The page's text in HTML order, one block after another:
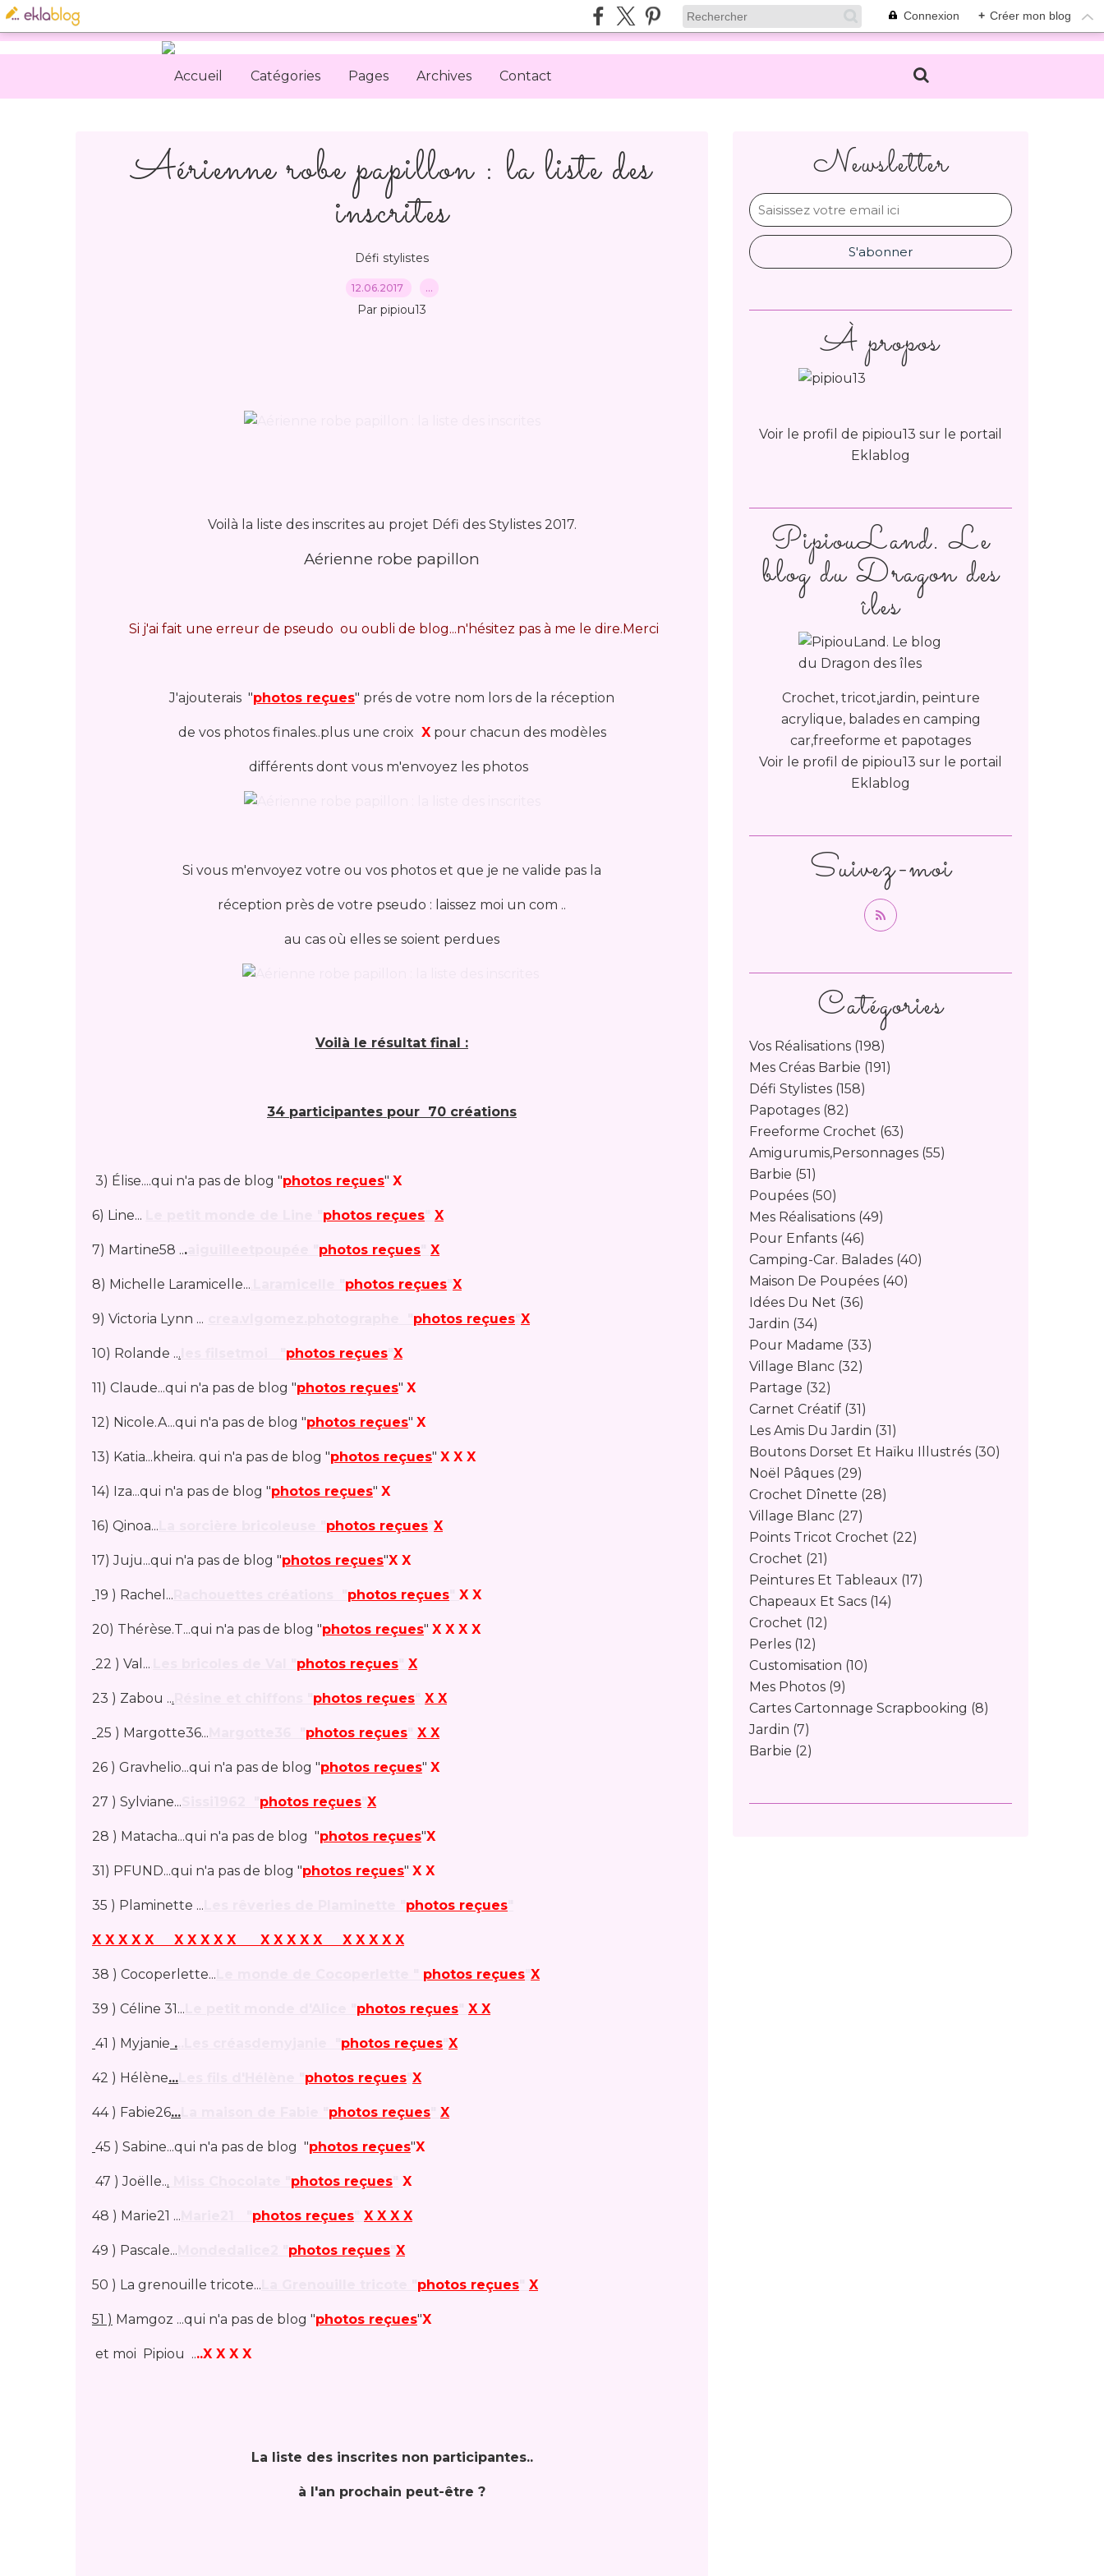
Connexion + Créer mon blog
Accueil Catégories Pages Archives Contact
Aérienne robe papillon : la liste des
inscrites
Défi stylistes
12.06.2017 …
Par pipiou13
Voilà la liste des inscrites au projet Défi des Stylistes 2017.
Aérienne robe papillon
Si j'ai fait une erreur de pseudo ou oubli de blog...n'hésitez pas à me le dire.Merci
J'ajouterais "photos reçues" prés de votre nom lors de la réception
de vos photos finales..plus une croix X pour chacun des modèles
différents dont vous m'envoyez les photos
Si vous m'envoyez votre ou vos photos et que je ne valide pas la
réception près de votre pseudo : laissez moi un com ..
au cas où elles se soient perdues
Voilà le résultat final :
34 participantes pour 70 créations
3) Élise....qui n'a pas de blog "photos reçues" X
6) Line... photos reçues X
7) Martine58 ... photos reçues X
8) Michelle Laramicelle... photos reçues X
9) Victoria Lynn ... photos reçues X
10) Rolande ... photos reçues X
11) Claude...qui n'a pas de blog "photos reçues" X
12) Nicole.A...qui n'a pas de blog "photos reçues" X
13) Katia...kheira. qui n'a pas de blog "photos reçues" X X X
14) Iza...qui n'a pas de blog "photos reçues" X
16) Qinoa... photos reçues X
17) Juju...qui n'a pas de blog "photos reçues"X X
19 ) Rachel... photos reçues X X
20) Thérèse.T...qui n'a pas de blog "photos reçues" X X X X
22 ) Val... photos reçues X
23 ) Zabou ... photos reçues X X
25 ) Margotte36... photos reçues X X
26 ) Gravhelio...qui n'a pas de blog "photos reçues" X
27 ) Sylviane... photos reçues X
28 ) Matacha...qui n'a pas de blog "photos reçues"X
31) PFUND...qui n'a pas de blog "photos reçues" X X
35 ) Plaminette ... photos reçues
X X X X X X X X X X X X X X X X X X X X
38 ) Cocoperlette... photos reçues X
39 ) Céline 31... photos reçues X X
41 ) Myjanie . photos reçues X
42 ) Hélène... photos reçues X
44 ) Fabie26... photos reçues X
45 ) Sabine...qui n'a pas de blog "photos reçues"X
47 ) Joëlle... photos reçues X
48 ) Marie21 ... photos reçues X X X X
49 ) Pascale... photos reçues X
50 ) La grenouille tricote... photos reçues X
51 ) Mamgoz ...qui n'a pas de blog "photos reçues"X
et moi Pipiou ....X X X X
La liste des inscrites non participantes..
à l'an prochain peut-être ?
Newsletter
Catégories
Vos Réalisations (198)
Mes Créas Barbie (191)
Défi Stylistes (158)
Papotages (82)
Freeforme Crochet (63)
Amigurumis,personnages (55)
Barbie (51)
Poupées (50)
Mes Réalisations (49)
Pour Enfants (46)
Camping-Car. Balades (40)
Maison De Poupées (40)
Idées Du Net (36)
Jardin (34)
Pour Madame (33)
Village Blanc (32)
Partage (32)
Carnet Créatif (31)
Les Amis Du Jardin (31)
Boutons Dorset Et Haïku Illustrés (30)
Noël Pâques (29)
Crochet Dînette (28)
Village Blanc (27)
Points Tricot Crochet (22)
Crochet (21)
Peintures Et Tableaux (17)
Chapeaux Et Sacs (14)
Crochet (12)
Perles (12)
Customisation (10)
Mes Photos (9)
Cartes Cartonnage Scrapbooking (8)
Jardin (7)
Barbie (2)
PipiouLand. Le
blog du Dragon des
îles
Crochet, tricot,jardin, peinture
acrylique, balades en camping
car,freeforme et papotages
Voir le profil de pipiou13 sur le portail
Eklablog
Suivez-moi
À propos
Voir le profil de pipiou13 sur le portail
Eklablog